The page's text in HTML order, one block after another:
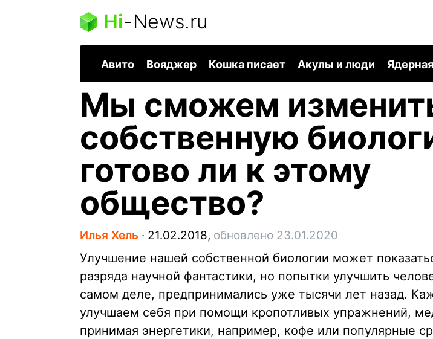
Hi-News.ru
Авито Вояджер Кошка писает Акулы и люди
Мы сможем
собственную
готово ли к этому
общество?
Илья Хель ∙ 21.02.2018, обновлено 23.01.2020
Улучшение нашей собственной биологии может
разряда научной фантастики, но попытки улучшить
самом деле, предпринимались уже тысячи лет назад.
улучшаем себя при помощи кропотливых упражнений,
принимая энергетики, например, кофе или популярные